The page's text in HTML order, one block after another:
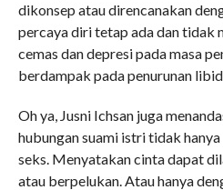
dikonsep atau direncanakan
percaya diri tetap ada dan tidak
cemas dan depresi pada masa
berdampak pada penurunan
Oh ya, Jusni Ichsan juga
hubungan suami istri tidak
seks. Menyatakan cinta dapat
atau berpelukan. Atau hanya